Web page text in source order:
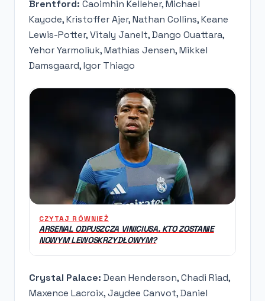
Brentford: Caoimhin Kelleher, Michael
Kayode, Kristoffer Ajer, Nathan Collins, Keane
Lewis-Potter, Vitaly Janelt, Dango Ouattara,
Yehor Yarmoliuk, Mathias Jensen, Mikkel
Damsgaard, Igor Thiago
CZYTAJ RÓWNIEŻ
ARSENAL ODPUSZCZA VINICIUSA. KTO ZOSTANIE
NOWYM LEWOSKRZYDŁOWYM?
Crystal Palace: Dean Henderson, Chadi Riad,
Maxence Lacroix, Jaydee Canvot, Daniel